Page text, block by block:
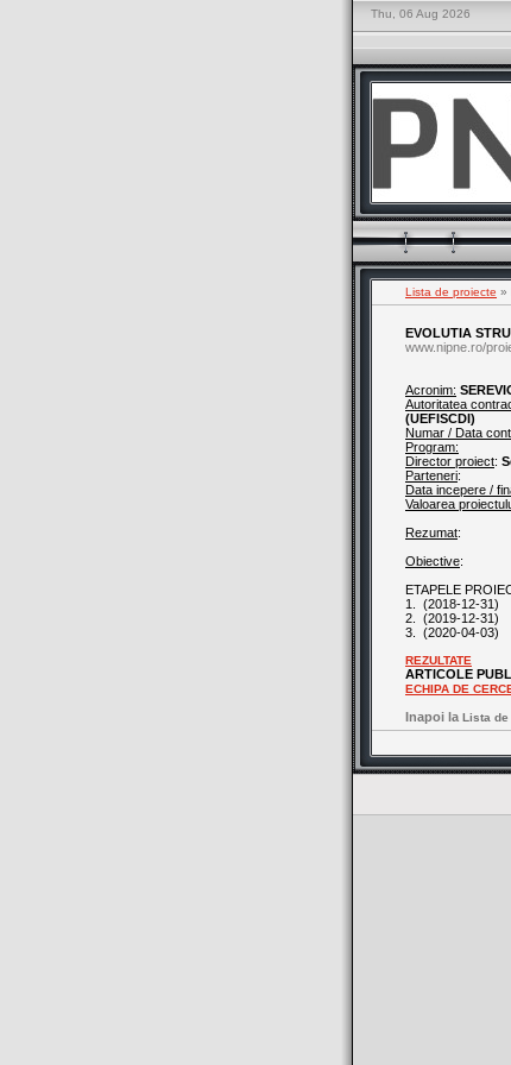
Thu, 06 Aug 2026
Lista de proiecte »
EVOLUTIA
www.nipne.ro/
Acronim:
Autoritatea
(UEFISCDI)
Numar / Data
Program:
Director proiect:
Parteneri:
Data incepere /
Valoarea
Rezumat:
Obiective:
ETAPELE
1.
(2018-12-31)
2.
(2019-12-31)
3.
(2020-04-03)
REZULTATE
ARTICOLE
ECHIPA DE
Inapoi la Lista de